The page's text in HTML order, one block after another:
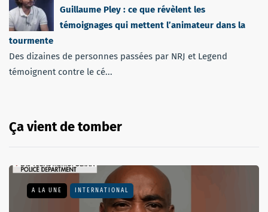
Guillaume Pley : ce que révèlent les
témoignages qui mettent l’animateur dans la
tourmente
Des dizaines de personnes passées par NRJ et Legend
témoignent contre le cé...
Ça vient de tomber
A LA UNE INTERNATIONAL